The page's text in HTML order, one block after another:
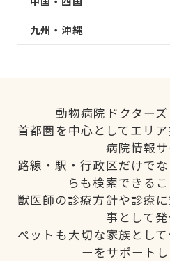
九州・沖縄
動物病院ドクターズ
首都圏を中心としてエリ
病院情報サ
路線・駅・行政区だけで
らも検索できるこ
獣医師の診療方針や診療
事として発
ペットも大切な家族とし
ーをサポートし